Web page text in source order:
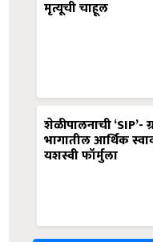
मृत्यूची चाहूल
शेळीपालनाची ‘SIP’-
भागातील आर्थिक
यशस्वी फॉर्मुला